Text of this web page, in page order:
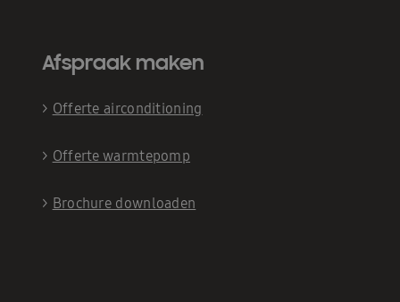
Afspraak maken
> Offerte airconditioning
> Offerte warmtepomp
> Brochure downloaden